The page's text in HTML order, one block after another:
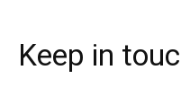
Keep in